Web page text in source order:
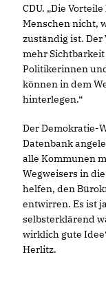
CDU. „Die
Menschen nicht,
zuständig ist. Der
mehr
Politikerinnen
können in dem
hinterlegen.“
Der Demokratie-
Datenbank
alle Kommunen
Wegweisers in
helfen, den
entwirren. Es ist
selbsterklärend
wirklich gute
Herlitz.